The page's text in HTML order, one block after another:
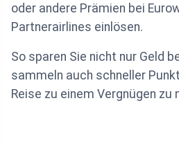
oder andere Prämien bei
Partnerairlines einlösen.
So sparen Sie nicht nur Geld
sammeln auch schneller
Reise zu einem Vergnügen zu